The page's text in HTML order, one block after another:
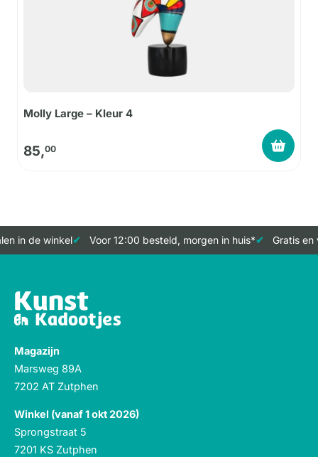
Molly Large – Kleur 4
85,00
in de winkel Voor 12:00 besteld, morgen in huis* Gratis en
Magazijn
Marsweg 89A
7202 AT Zutphen
Winkel (vanaf 1 okt 2026)
Sprongstraat 5
7201 KS Zutphen